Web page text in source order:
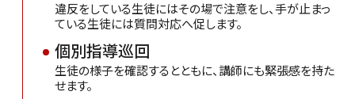
違反をしている生徒にはその場で注意をし、手が止まっ
ている生徒には質問対応へ促します。
個別指導巡回
生徒の様子を確認するとともに、講師にも緊張感を持た
せます。